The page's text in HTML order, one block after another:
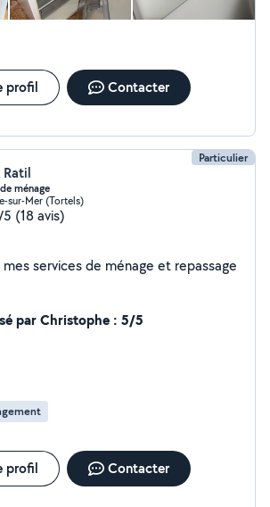
profil Contacter
Particulier
Ratil
ménage
sur-Mer (Tortels)
(18 avis)
services de ménage et repassage
par Christophe : 5/5
profil Contacter